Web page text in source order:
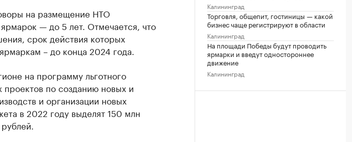
на размещение НТО
— до 5 лет. Отмечается, что
срок действия которых
– до конца 2024 года.
на программу льготного
по созданию новых и
и организации новых
в 2022 году выделят 150 млн
Калининград
Торговля, общепит, гостиницы — какой
бизнес чаще регистрируют в области
Калининград
На площади Победы будут проводить
ярмарки и введут одностороннее
движение
Калининград